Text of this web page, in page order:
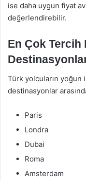
ise daha uygun fiyat
değerlendirebilir.
En Çok Tercih
Türk yolcuların yoğun
destinasyonlar
Paris
Londra
Dubai
Roma
Amsterdam